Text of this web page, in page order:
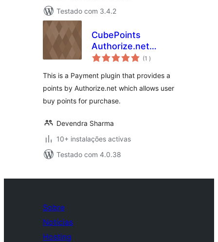
Testado com 3.4.2
CubePoints
Authorize.net
Module
(1 classificações
)
This is a Payment plugin that provides a
points by Authorize.net which allows user
buy points for purchase.
Devendra Sharma
10+ instalações activas
Testado com 4.0.38
Sobre
Notícias
Hosting